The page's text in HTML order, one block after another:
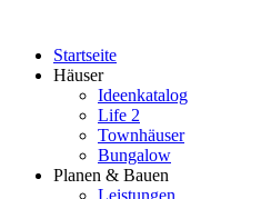
Startseite
Häuser
Ideenkatalog
Life 2
Townhäuser
Bungalow
Planen & Bauen
Leistungen